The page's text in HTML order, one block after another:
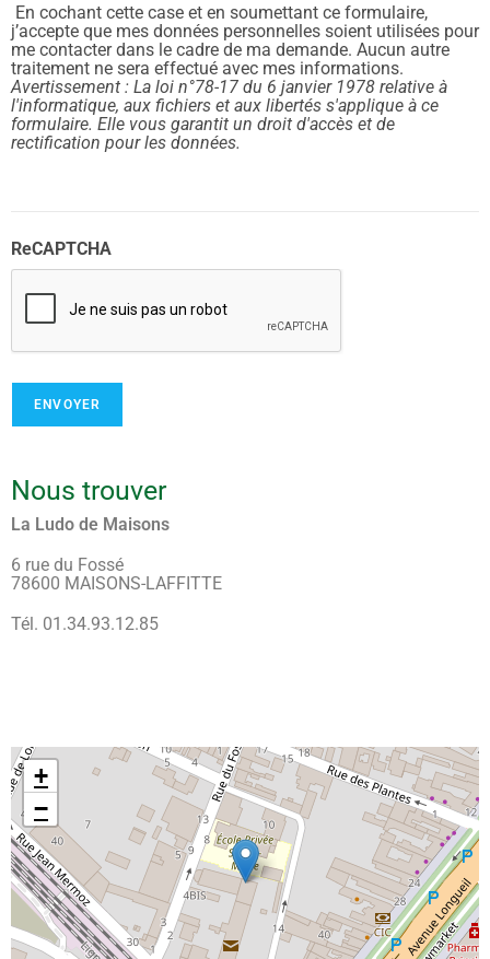
En cochant cette case et en soumettant ce formulaire,
j’accepte que mes données personnelles soient utilisées pour
me contacter dans le cadre de ma demande. Aucun autre
traitement ne sera effectué avec mes informations.
Avertissement : La loi n°78-17 du 6 janvier 1978 relative à
l'informatique, aux fichiers et aux libertés s'applique à ce
formulaire. Elle vous garantit un droit d'accès et de
rectification pour les données.
ReCAPTCHA
Nous trouver
La Ludo de Maisons
6 rue du Fossé
78600 MAISONS-LAFFITTE
Tél. 01.34.93.12.85
+
−